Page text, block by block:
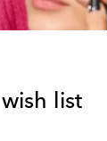
list